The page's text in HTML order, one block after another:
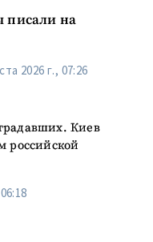
писали на
2026 г., 07:26
Киев
российской